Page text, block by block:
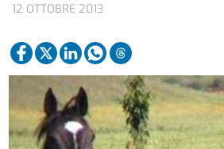
12 OTTOBRE 2013